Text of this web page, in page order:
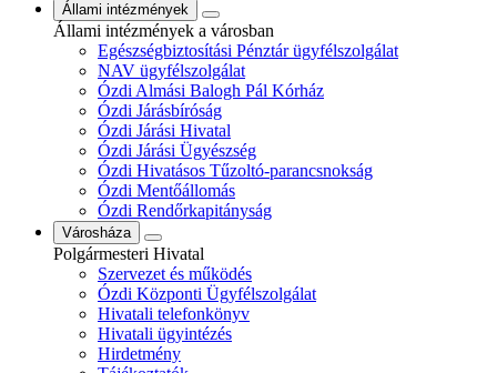
Állami intézmények
Állami intézmények a városban
Egészségbiztosítási Pénztár ügyfélszolgálat
NAV ügyfélszolgálat
Ózdi Almási Balogh Pál Kórház
Ózdi Járásbíróság
Ózdi Járási Hivatal
Ózdi Járási Ügyészség
Ózdi Hivatásos Tűzoltó-parancsnokság
Ózdi Mentőállomás
Ózdi Rendőrkapitányság
Városháza
Polgármesteri Hivatal
Szervezet és működés
Ózdi Központi Ügyfélszolgálat
Hivatali telefonkönyv
Hivatali ügyintézés
Hirdetmény